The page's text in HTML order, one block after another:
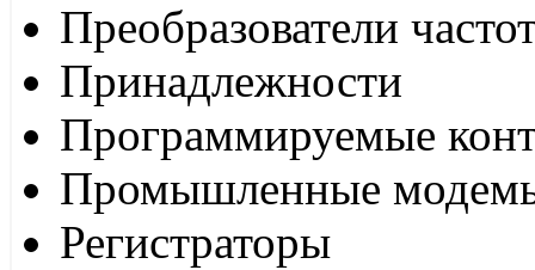
Преобразователи
Принадлежности
Программируемые
Промышленные
Регистраторы